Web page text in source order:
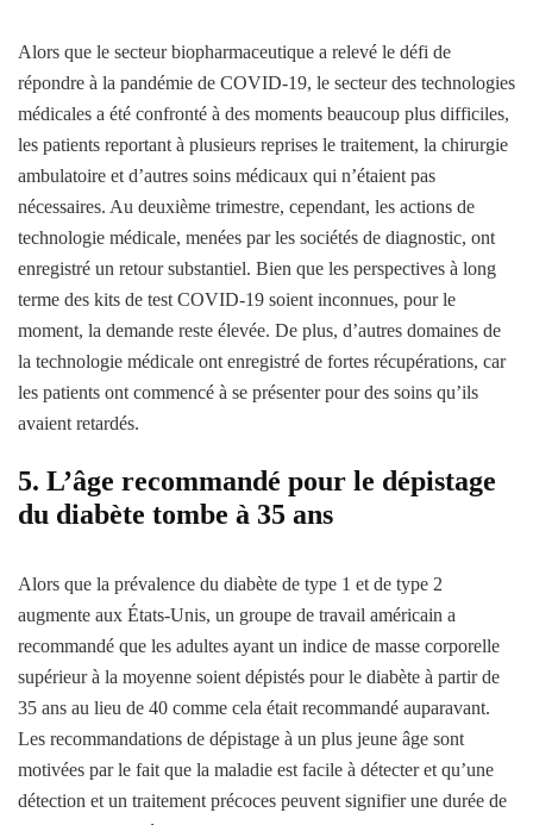
Alors que le secteur biopharmaceutique a relevé le défi de
répondre à la pandémie de COVID-19, le secteur des technologies
médicales a été confronté à des moments beaucoup plus difficiles,
les patients reportant à plusieurs reprises le traitement, la chirurgie
ambulatoire et d’autres soins médicaux qui n’étaient pas
nécessaires. Au deuxième trimestre, cependant, les actions de
technologie médicale, menées par les sociétés de diagnostic, ont
enregistré un retour substantiel. Bien que les perspectives à long
terme des kits de test COVID-19 soient inconnues, pour le
moment, la demande reste élevée. De plus, d’autres domaines de
la technologie médicale ont enregistré de fortes récupérations, car
les patients ont commencé à se présenter pour des soins qu’ils
avaient retardés.
5. L’âge recommandé pour le dépistage
du diabète tombe à 35 ans
Alors que la prévalence du diabète de type 1 et de type 2
augmente aux États-Unis, un groupe de travail américain a
recommandé que les adultes ayant un indice de masse corporelle
supérieur à la moyenne soient dépistés pour le diabète à partir de
35 ans au lieu de 40 comme cela était recommandé auparavant.
Les recommandations de dépistage à un plus jeune âge sont
motivées par le fait que la maladie est facile à détecter et qu’une
détection et un traitement précoces peuvent signifier une durée de